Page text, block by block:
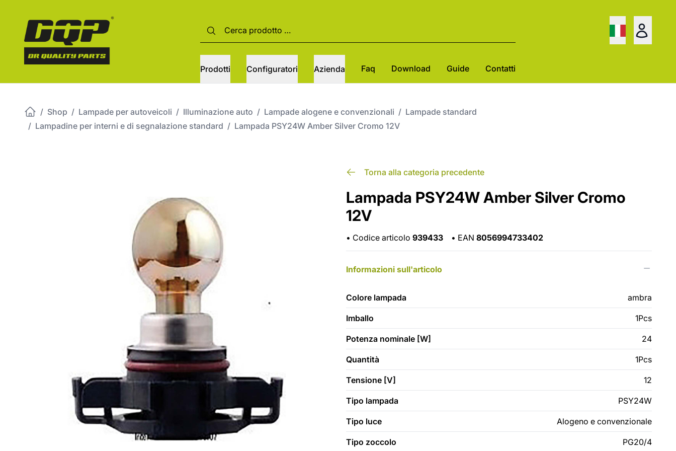
Prodotti Configuratori Azienda Faq Download Guide Contatti
/ Shop / Lampade per autoveicoli / Illuminazione auto / Lampade alogene e convenzionali / Lampade standard
/ Lampadine per interni e di segnalazione standard / Lampada PSY24W Amber Silver Cromo 12V
Torna alla categoria precedente
Lampada PSY24W Amber Silver Cromo
12V
• Codice articolo 939433 • EAN 8056994733402
Informazioni sull'articolo
Colore lampada ambra
Imballo 1Pcs
Potenza nominale [W] 24
Quantità 1Pcs
Tensione [V] 12
Tipo lampada PSY24W
Tipo luce Alogeno e convenzionale
Tipo zoccolo PG20/4